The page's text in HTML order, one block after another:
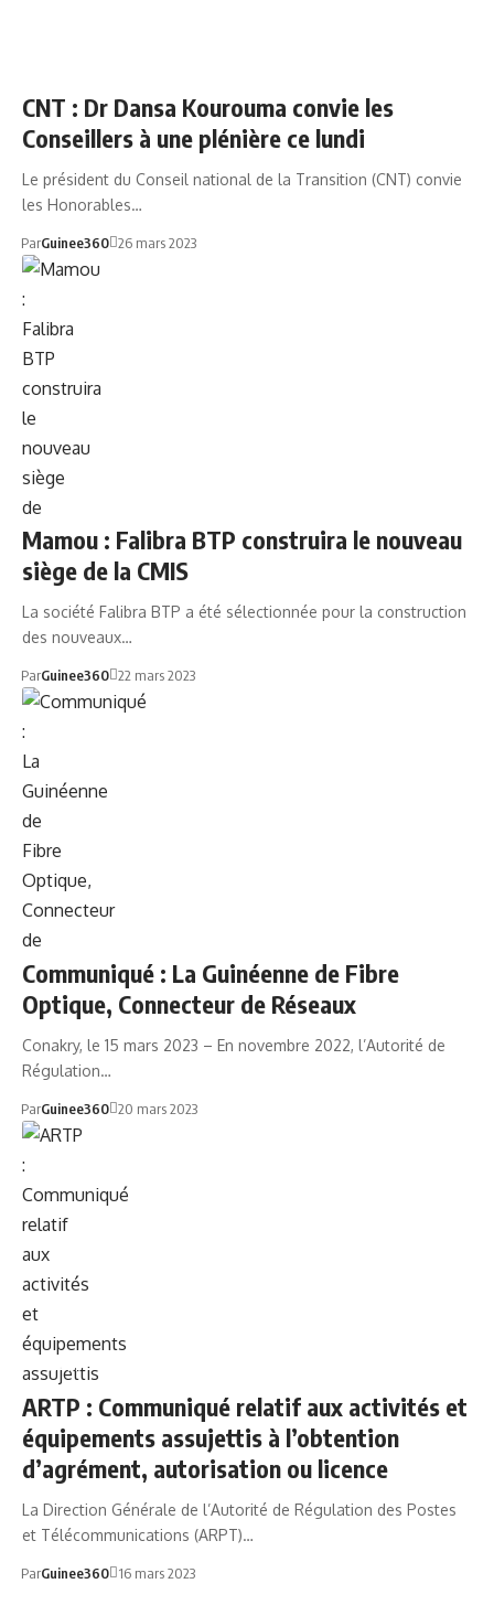
CNT : Dr Dansa Kourouma convie les
Conseillers à une plénière ce lundi
Le président du Conseil national de la Transition (CNT) convie
les Honorables…
ParGuinee360 26 mars 2023
Mamou : Falibra BTP construira le nouveau
siège de la CMIS
La société Falibra BTP a été sélectionnée pour la construction
des nouveaux…
ParGuinee360 22 mars 2023
Communiqué : La Guinéenne de Fibre
Optique, Connecteur de Réseaux
Conakry, le 15 mars 2023 – En novembre 2022, l’Autorité de
Régulation…
ParGuinee360 20 mars 2023
ARTP
ARTP : Communiqué relatif aux activités et
équipements assujettis à l’obtention
d’agrément, autorisation ou licence
La Direction Générale de l’Autorité de Régulation des Postes
et Télécommunications (ARPT)…
ParGuinee360 16 mars 2023